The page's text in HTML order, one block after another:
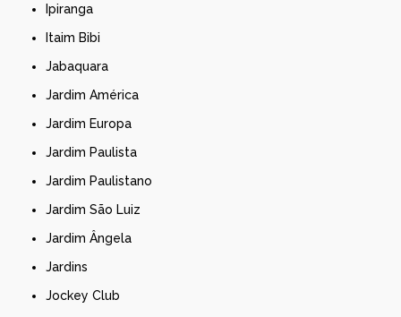
Ipiranga
Itaim Bibi
Jabaquara
Jardim América
Jardim Europa
Jardim Paulista
Jardim Paulistano
Jardim São Luiz
Jardim Ângela
Jardins
Jockey Club